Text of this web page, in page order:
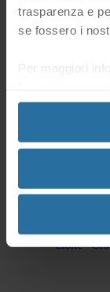
trasparenza e
se fossero i
Per maggiori
Dove
È possibile
oppure su
Dove
Nella
sezione